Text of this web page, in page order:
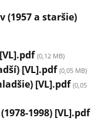
(1957 a staršie)
(0,12 MB)
[VL].pdf (0,05 MB)
[VL].pdf (0,05
1998) [VL].pdf